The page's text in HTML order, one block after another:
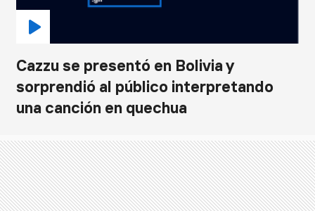
Cazzu se presentó en Bolivia y
sorprendió al público interpretando
una canción en quechua